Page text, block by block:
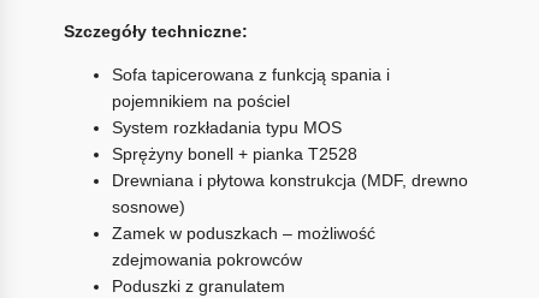
Szczegóły techniczne:
Sofa tapicerowana z funkcją spania i
pojemnikiem na pościel
System rozkładania typu MOS
Sprężyny bonell + pianka T2528
Drewniana i płytowa konstrukcja (MDF, drewno
sosnowe)
Zamek w poduszkach – możliwość
zdejmowania pokrowców
Poduszki z granulatem